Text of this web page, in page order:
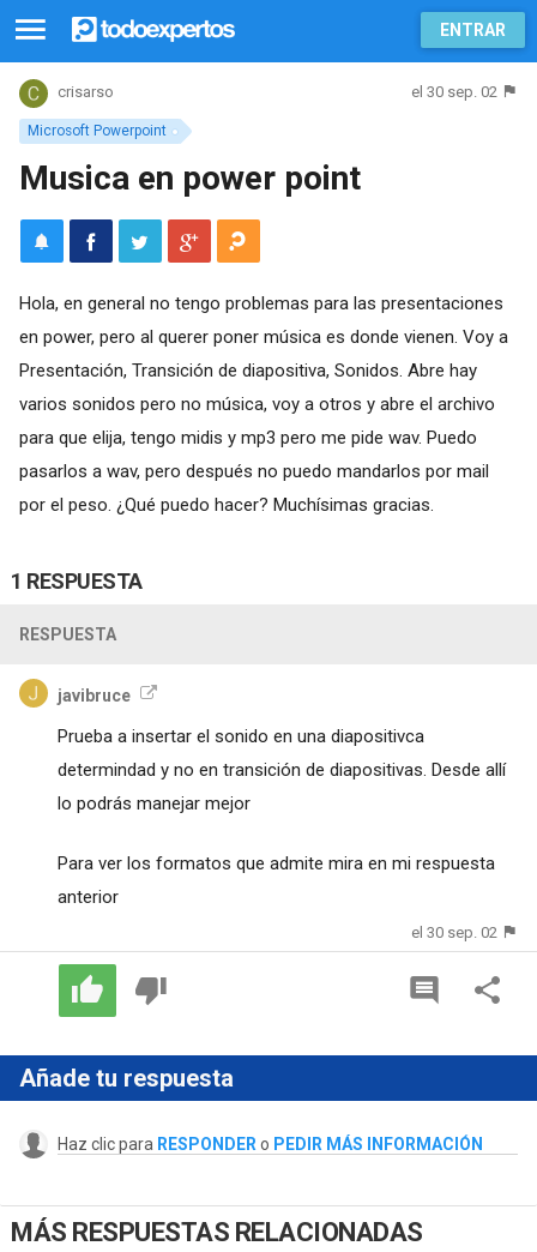
ENTRAR
Microsoft Powerpoint
crisarso el 30 sep. 02
Musica en power point
Hola, en general no tengo problemas para las presentaciones
en power, pero al querer poner música es donde vienen. Voy a
Presentación, Transición de diapositiva, Sonidos. Abre hay
varios sonidos pero no música, voy a otros y abre el archivo
para que elija, tengo midis y mp3 pero me pide wav. Puedo
pasarlos a wav, pero después no puedo mandarlos por mail
por el peso. ¿Qué puedo hacer? Muchísimas gracias.
1 RESPUESTA
RESPUESTA
javibruce
Prueba a insertar el sonido en una diapositivca
determindad y no en transición de diapositivas. Desde allí
lo podrás manejar mejor
Para ver los formatos que admite mira en mi respuesta
anterior
el 30 sep. 02
Añade tu respuesta
Haz clic para RESPONDER o PEDIR MÁS INFORMACIÓN
MÁS RESPUESTAS RELACIONADAS